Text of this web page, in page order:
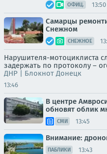
ОФИЦ. 13:50
Самарцы
Снежном
СНЕЖНОЕ
Нарушителя-мотоциклиста
задержать по протоколу –
ДНР | Блокнот Донецк
13:46
В центре
обновят облик
СМИ 13:45
Внимание:
ПАБЛИКИ 13:43